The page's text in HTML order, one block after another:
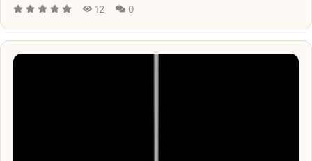
12 0